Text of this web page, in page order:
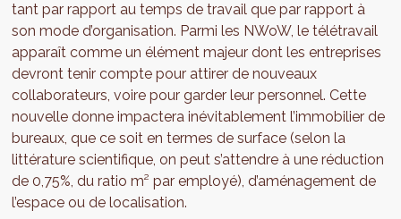
tant par rapport au temps de travail que par rapport à
son mode d’organisation. Parmi les NWoW, le télétravail
apparaît comme un élément majeur dont les entreprises
devront tenir compte pour attirer de nouveaux
collaborateurs, voire pour garder leur personnel. Cette
nouvelle donne impactera inévitablement l’immobilier de
bureaux, que ce soit en termes de surface (selon la
littérature scientifique, on peut s’attendre à une réduction
de 0,75%, du ratio m² par employé), d’aménagement de
l’espace ou de localisation.